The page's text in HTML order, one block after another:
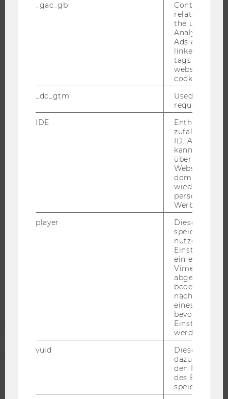
RESEARCH CAREER
MITARBEITENDE
_gac_gb
Contains
related
the user. If
Analytics and
Ads accounts
linked, the
tags on the
website read
cookie.
_dc_gtm
Used to
request rate.
IDE
Enthält eine
ID. Anhand
kann Google
über
Websites
Werbung
player
Dieses Cookie
speichert
ein
Vimeo-Video
abgespielt
bedeutet,
nächsten
eines Vimeo-
bevorzugten
werden.
vuid
Dieser
dazu
den
des
speichern.